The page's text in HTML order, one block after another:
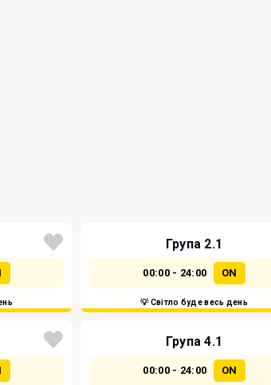
Група 2.1
00:00 - 24:00 ON
💡 Світло буде весь день
Група 4.1
00:00 - 24:00 ON